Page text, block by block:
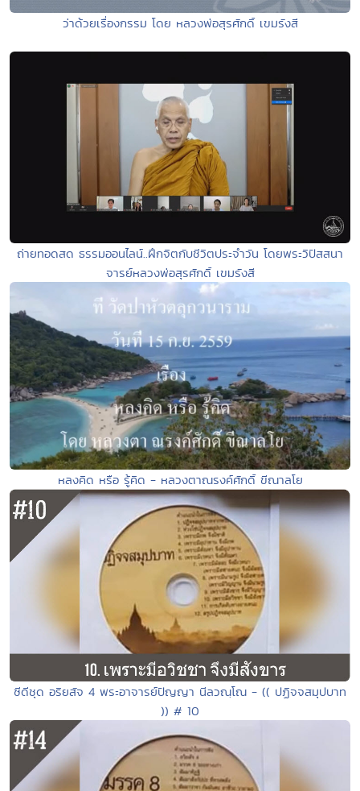
ว่าด้วยเรื่องกรรม โดย หลวงพ่อสุรศักดิ์ เขมรังสี
ถ่ายทอดสด ธรรมออนไลน์..ฝึกจิตกับชีวิตประจำวัน โดยพระวิปัสสนา
จารย์หลวงพ่อสุรศักดิ์ เขมรังสี
หลงคิด หรือ รู้คิด - หลวงตาณรงค์ศักดิ์ ขีณาลโย
ซีดีชุด อริยสัจ 4 พระอาจารย์ปัญญา นีลวณฺโณ - (( ปฏิจจสมุปบาท
)) # 10